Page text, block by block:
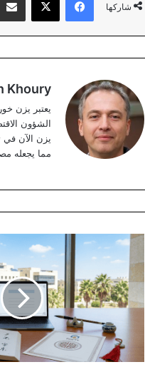
شاركها
Khoury
الشؤون
مما يجعله
إنجاز
جامعة
عمّان
الأهلية
لاختبار
TOCFL